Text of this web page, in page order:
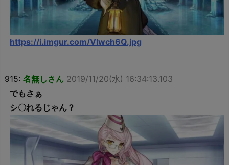
https://i.imgur.com/Vlwch6Q.jpg
915: 名無しさん 2019/11/20(水) 16:34:13.103
でもさぁ
シ〇れるじゃん？